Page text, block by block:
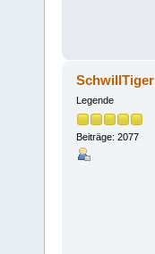
SchwillTiger
Legende
Beiträge: 2077